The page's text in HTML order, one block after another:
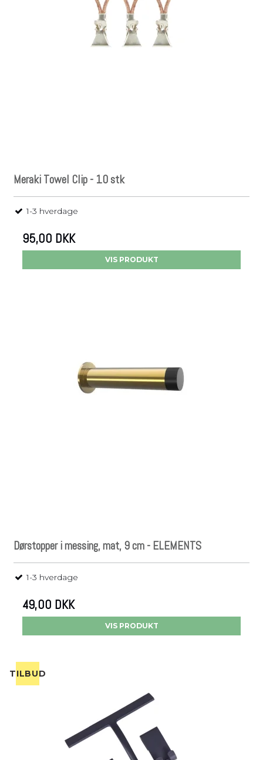
Meraki Towel Clip - 10 stk
1-3 hverdage
95,00 DKK
VIS PRODUKT
Dørstopper i messing, mat, 9 cm - ELEMENTS
1-3 hverdage
49,00 DKK
VIS PRODUKT
TILBUD